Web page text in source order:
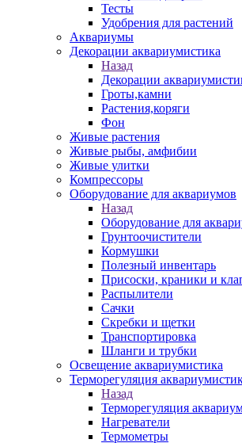
Тесты
Удобрения для растений
Аквариумы
Декорации аквариумистика
Назад
Декорации
Гроты,камни
Растения,коряги
Фон
Живые растения
Живые рыбы, амфибии
Живые улитки
Компрессоры
Оборудование для аквариумов
Назад
Оборудование для
Грунтоочистители
Кормушки
Полезный инвентарь
Присоски, краники и
Распылители
Сачки
Скребки и щетки
Транспортировка
Шланги и трубки
Освещение аквариумистика
Терморегуляция
Назад
Терморегуляция
Нагреватели
Термометры